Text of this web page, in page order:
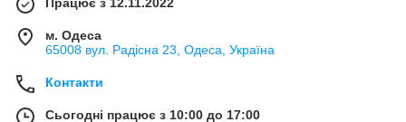
м. Одеса
65008 вул. Радісна 23, Одеса, Україна
Контакти
Сьогодні працює з 10:00 до 17:00